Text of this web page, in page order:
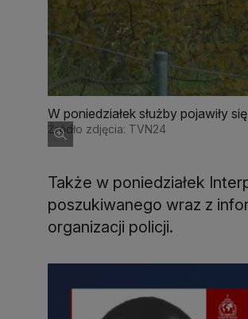
W poniedziałek służby pojawiły
Źródło zdjęcia: TVN24
Także w poniedziałek
poszukiwanego wraz z
organizacji policji.